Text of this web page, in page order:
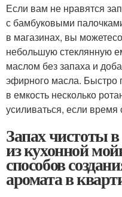
Если вам не нравятся
с бамбуковыми
в магазинах, вы
небольшую стеклянную
маслом без запаха и
эфирного масла. Быстро
в емкость несколько
усиливаться, если
Запах чистоты
из кухонной
способов
аромата в